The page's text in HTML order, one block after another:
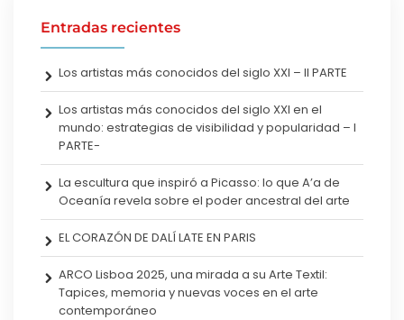
Entradas recientes
Los artistas más conocidos del siglo XXI – II PARTE
Los artistas más conocidos del siglo XXI en el
mundo: estrategias de visibilidad y popularidad – I
PARTE-
La escultura que inspiró a Picasso: lo que A’a de
Oceanía revela sobre el poder ancestral del arte
EL CORAZÓN DE DALÍ LATE EN PARIS
ARCO Lisboa 2025, una mirada a su Arte Textil:
Tapices, memoria y nuevas voces en el arte
contemporáneo